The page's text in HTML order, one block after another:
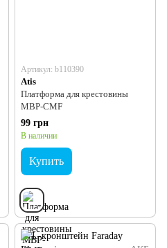
Артикул: b110390
Atis
Платформа для крестовины
MBP-CMF
99 грн
В наличии
Купить